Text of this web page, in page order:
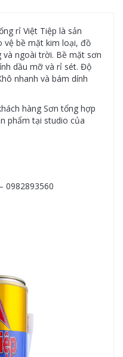
rỉ Việt Tiệp là sản
vệ bề mặt kim loại, đồ
và ngoài trời. Bề mặt sơn
dầu mỡ và rỉ sét. Độ
nhanh và bám dính
hàng Sơn tổng hợp
phẩm tại studio của
0982893560